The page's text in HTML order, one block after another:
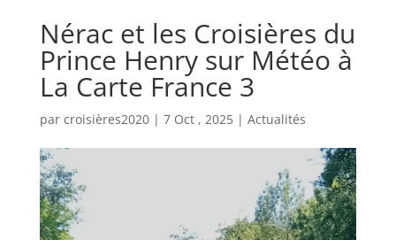
Nérac et les Croisières du
Prince Henry sur Météo à
La Carte France 3
par croisières2020| 7 Oct , 2025| Actualités